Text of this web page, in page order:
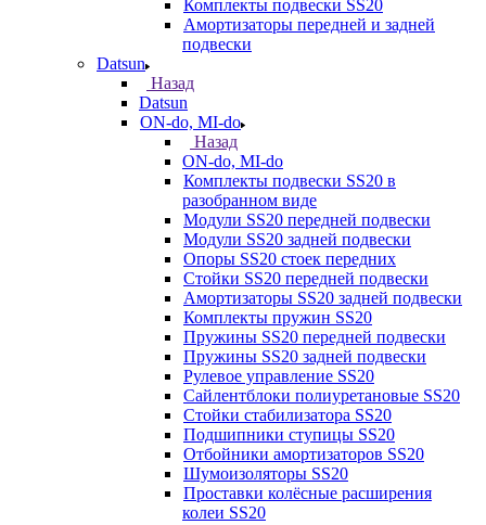
Комплекты подвески SS20
Амортизаторы передней и задней
подвески
Datsun
Назад
Datsun
ON-do, MI-do
Назад
ON-do, MI-do
Комплекты подвески SS20 в
разобранном виде
Модули SS20 передней подвески
Модули SS20 задней подвески
Опоры SS20 стоек передних
Стойки SS20 передней подвески
Амортизаторы SS20 задней подвески
Комплекты пружин SS20
Пружины SS20 передней подвески
Пружины SS20 задней подвески
Рулевое управление SS20
Сайлентблоки полиуретановые SS20
Стойки стабилизатора SS20
Подшипники ступицы SS20
Отбойники амортизаторов SS20
Шумоизоляторы SS20
Проставки колёсные расширения
колеи SS20